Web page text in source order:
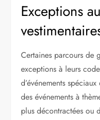
Exceptions
Certaines parcours de
exceptions à leurs
d’événements
des événements à
plus décontractées ou